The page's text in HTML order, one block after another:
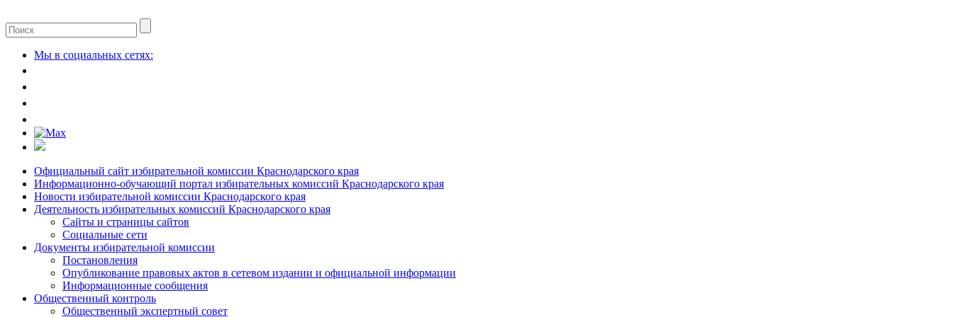
Мы в социальных сетях:
Официальный сайт избирательной комиссии Краснодарского края
Информационно-обучающий портал избирательных комиссий Краснодарского края
Новости избирательной комиссии Краснодарского края
Деятельность избирательных комиссий Краснодарского края
Сайты и страницы сайтов
Социальные сети
Документы избирательной комиссии
Постановления
Опубликование правовых актов в сетевом издании и официальной информации
Информационные сообщения
Общественный контроль
Общественный экспертный совет